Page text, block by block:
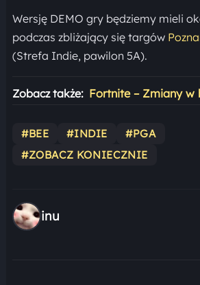
Wersję DEMO gry będziemy mieli
podczas zbliżający się targów
(Strefa Indie, pawilon 5A).
Zobacz także: Fortnite – Zmiany w
#BEE #INDIE
#PGA
#ZOBACZ KONIECZNIE
inu